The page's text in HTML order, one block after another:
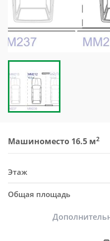
Машиноместо 16.5 м2
Этаж
Общая площадь